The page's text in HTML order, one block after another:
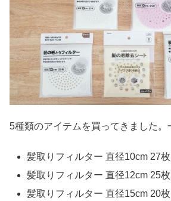
5種類のアイテムを買ってきました。
髪取りフィルター 直径10cm 27枚
髪取りフィルター 直径12cm 25枚
髪取りフィルター 直径15cm 20枚